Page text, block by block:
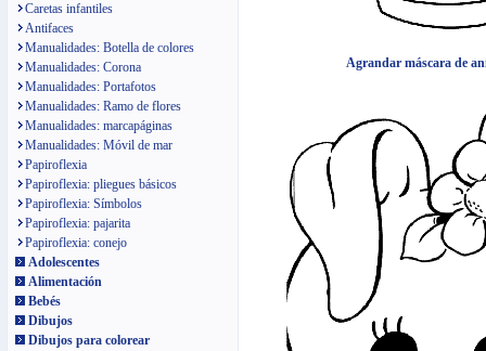
Caretas infantiles
Antifaces
Manualidades: Botella de colores
Manualidades: Corona
Manualidades: Portafotos
Manualidades: Ramo de flores
Manualidades: marcapáginas
Manualidades: Móvil de mar
Papiroflexia
Papiroflexia: pliegues básicos
Papiroflexia: Símbolos
Papiroflexia: pajarita
Papiroflexia: conejo
Adolescentes
Alimentación
Bebés
Dibujos
Dibujos para colorear
Agrandar máscara de